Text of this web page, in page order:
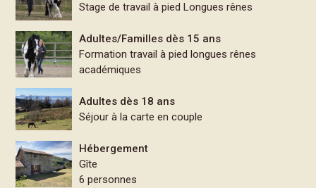
Stage de travail à pied Longues rênes
Adultes/Familles dès 15 ans
Formation travail à pied longues rênes
académiques
Adultes dès 18 ans
Séjour à la carte en couple
Hébergement
Gîte
6 personnes